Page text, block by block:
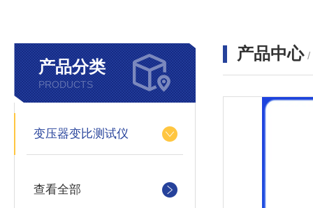
产品分类
PRODUCTS
变压器变比测试仪
查看全部
产品中心 /